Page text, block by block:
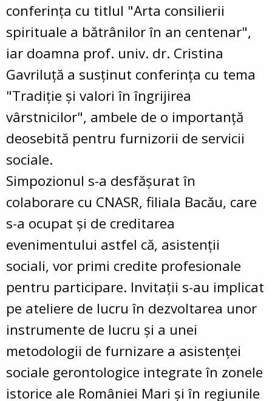
conferința cu titlul "Arta consilierii
spirituale a bătrânilor în an centenar",
iar doamna prof. univ. dr. Cristina
Gavriluță a susținut conferința cu tema
"Tradiție și valori în îngrijirea
vârstnicilor", ambele de o importanță
deosebită pentru furnizorii de servicii
sociale.
Simpozionul s-a desfășurat în
colaborare cu CNASR, filiala Bacău, care
s-a ocupat și de creditarea
evenimentului astfel că, asistenții
sociali, vor primi credite profesionale
pentru participare. Invitații s-au implicat
pe ateliere de lucru în dezvoltarea unor
instrumente de lucru și a unei
metodologii de furnizare a asistenței
sociale gerontologice integrate în zonele
istorice ale României Mari și în regiunile